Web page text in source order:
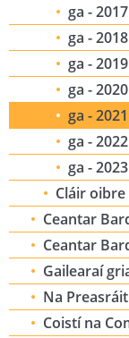
ga - 2017
ga - 2018
ga - 2019
ga - 2020
ga - 2021
ga - 2022
ga - 2023
Cláir oibre
Ceantar
Ceantar
Gailearaí
Na
Coistí na